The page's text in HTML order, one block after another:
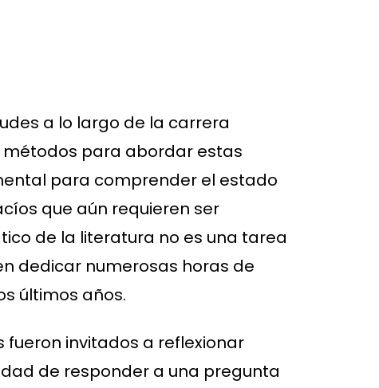
a lo largo de la carrera
métodos para abordar estas
para comprender el estado
que aún requieren ser
de la literatura no es una tarea
dedicar numerosas horas de
últimos años.
fueron invitados a reflexionar
de responder a una pregunta